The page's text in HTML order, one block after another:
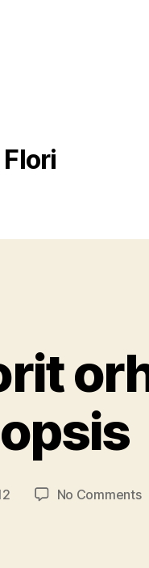
Flori
No Commentson